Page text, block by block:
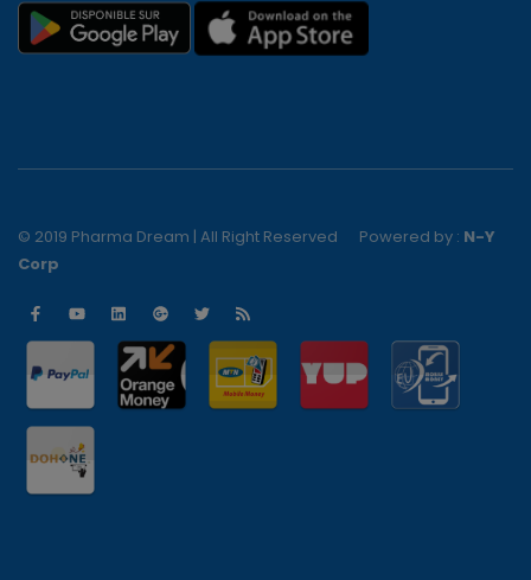
© 2019 Pharma Dream | All Right Reserved Powered by : N-Y
Corp